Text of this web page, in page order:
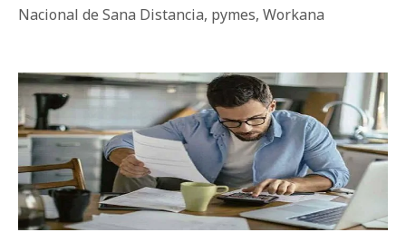
Nacional de Sana Distancia, pymes, Workana